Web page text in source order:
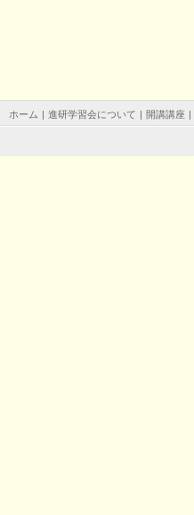
ホーム | 進研学習会について | 開講講座 |